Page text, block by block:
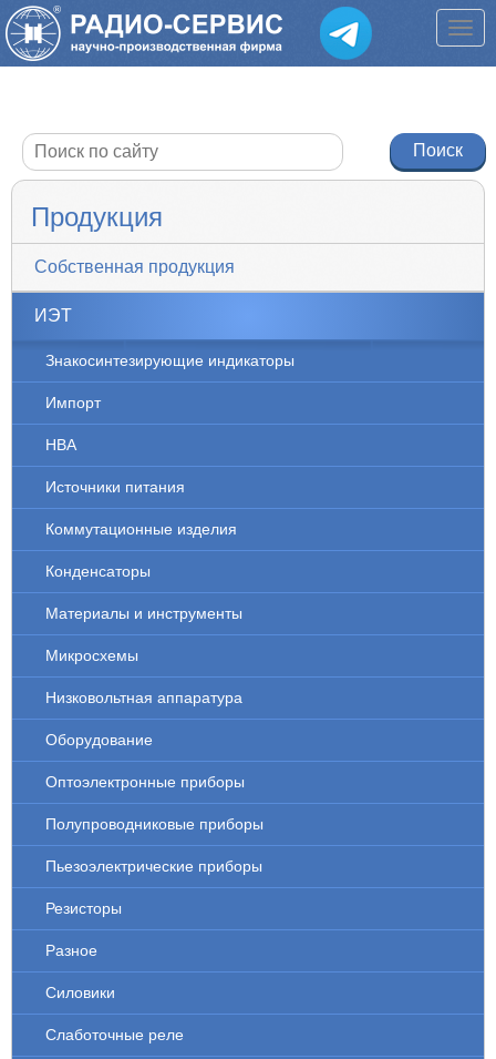
Продукция
Собственная продукция
ИЭТ
Знакосинтезирующие индикаторы
Импорт
НВА
Источники питания
Коммутационные изделия
Конденсаторы
Материалы и инструменты
Микросхемы
Низковольтная аппаратура
Оборудование
Оптоэлектронные приборы
Полупроводниковые приборы
Пьезоэлектрические приборы
Резисторы
Разное
Силовики
Слаботочные реле